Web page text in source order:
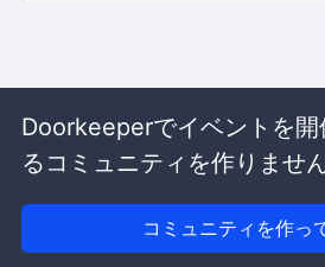
Doorkeeperでイベントを開
るコミュニティを作りませ
コミュニティを作っ